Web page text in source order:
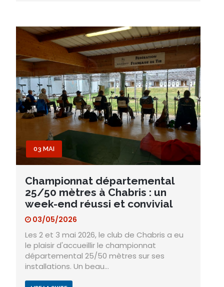
03 MAI
Championnat départemental
25/50 mètres à Chabris : un
week-end réussi et convivial
03/05/2026
Les 2 et 3 mai 2026, le club de Chabris a eu
le plaisir d'accueillir le championnat
départemental 25/50 mètres sur ses
installations. Un beau…